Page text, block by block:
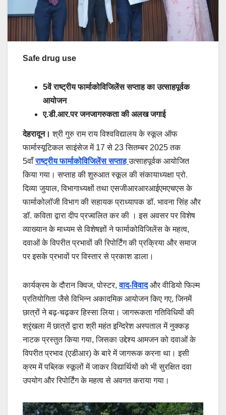
Safe drug use
5वें राष्ट्रीय फार्माकोविजिलेंस सप्ताह का उत्साहपूर्वक
आयोजन
ए.डी.आर.पर जनजागरुकता की अलख जगाई
देहरादून। श्री गुरु राम राय विश्वविद्यालय के स्कूल ऑफ
फार्मास्यूटिकल साइंसेज में 17 से 23 सितम्बर 2025 तक
5वाँराष्ट्रीय फार्माकोविजिलेंस सप्ताहउत्साहपूर्वक आयोजित
किया गया। सप्ताह की शुरुआत स्कूल की संकायाध्यक्षा प्रो.
दिव्या जुयाल, विभागाध्यक्षों तथा एसजीआरआरआईएमएचएस के
फार्माकोलॉजी विभाग की सहायक प्राध्यापक डॉ. भावना सिंह और
डॉ. कविता द्वारा दीप प्रज्वलित कर की । इस अवसर पर विशेष
व्याख्यान के माध्यम से विशेषज्ञों ने फार्माकोविजिलेंस के महत्व,
दवाओं के विपरीत प्रभावों की रिपोर्टिंग की प्रक्रिया और समाज
पर इसके प्रभावों पर विस्तार से प्रकाश डाला।
कार्यक्रम के दौरान क्विज, पोस्टर,वाद-विवादऔर वीडियो फिल्म
प्रतियोगिता जैसे विभिन्न अकादमिक आयोजन किए गए, जिनमें
छात्रों ने बढ़-चढ़कर हिस्सा लिया। जागरूकता गतिविधियों की
श्रृंखला में छात्रों द्वारा श्री महंत इन्दिरेश अस्पताल में नुक्कड़
नाटक प्रस्तुत किया गया, जिसका उद्देश्य आमजन को दवाओं के
विपरीत प्रभाव (एडीआर) के बारे में जागरूक करना था। इसी
क्रम में पब्लिक स्कूलों में जाकर विद्यार्थियों को भी सुरक्षित दवा
उपयोग और रिपोर्टिंग के महत्व से अवगत कराया गया।